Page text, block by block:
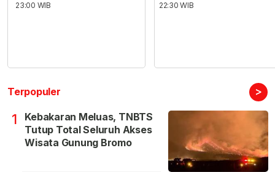
23:00 WIB
22:30 WIB
Terpopuler >
1
Kebakaran Meluas, TNBTS
Tutup Total Seluruh Akses
Wisata Gunung Bromo